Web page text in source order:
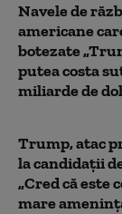
Navele de
americane
botezate
putea costa
miliarde de
Trump, atac
la candidații
„Cred că este
mare